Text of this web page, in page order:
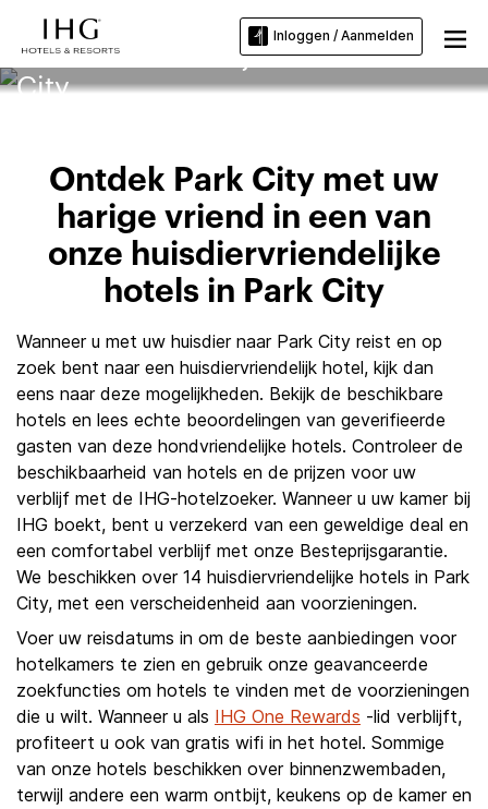
Inloggen / Aanmelden
Huisdiervriendelijke hotels in Park
City
Ontdek Park City met uw
harige vriend in een van
onze huisdiervriendelijke
hotels in Park City
Wanneer u met uw huisdier naar Park City reist en op
zoek bent naar een huisdiervriendelijk hotel, kijk dan
eens naar deze mogelijkheden. Bekijk de beschikbare
hotels en lees echte beoordelingen van geverifieerde
gasten van deze hondvriendelijke hotels. Controleer de
beschikbaarheid van hotels en de prijzen voor uw
verblijf met de IHG-hotelzoeker. Wanneer u uw kamer bij
IHG boekt, bent u verzekerd van een geweldige deal en
een comfortabel verblijf met onze Besteprijsgarantie.
We beschikken over 14 huisdiervriendelijke hotels in Park
City, met een verscheidenheid aan voorzieningen.
Voer uw reisdatums in om de beste aanbiedingen voor
hotelkamers te zien en gebruik onze geavanceerde
zoekfuncties om hotels te vinden met de voorzieningen
die u wilt. Wanneer u als IHG One Rewards -lid verblijft,
profiteert u ook van gratis wifi in het hotel. Sommige
van onze hotels beschikken over binnenzwembaden,
terwijl andere een warm ontbijt, keukens op de kamer en